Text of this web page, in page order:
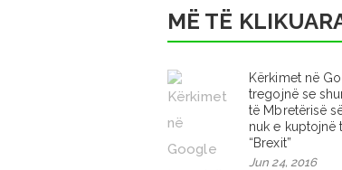
MË TË
Kërkimet në
tregojnë se
të Mbretërisë
nuk e kuptojnë
“Brexit”
Jun 24, 2016